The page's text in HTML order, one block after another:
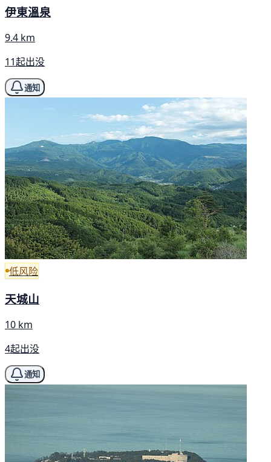
伊東溫泉
9.4 km
11起出没
通知
低风险
天城山
10 km
4起出没
通知